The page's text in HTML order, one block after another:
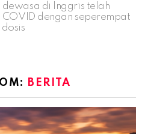
di Inggris telah
COVID dengan seperempat
BERITA